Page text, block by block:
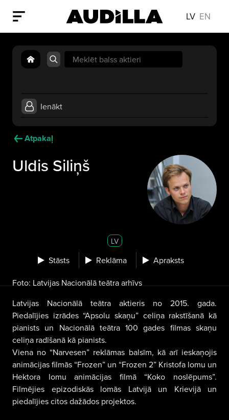
LV EN
Search
for:
Ienākt
Atpakaļ
Uldis Siliņš
LV
Stāsts Reklāma Apraksts
Foto: Latvijas Nacionālā teātra arhīvs
Latvijas Nacionālā teātra aktieris no 2015. gada.
Piedalījies izrādes “Apsolu skaņu” celiņa rakstīšanā kā
pianists un Nacionālā teātra 100 gades filmas skaņu
celiņa radīšanā kā pianists.
Viena no “Narvesen” reklāmas balsīm, kā arī ieskaņojis
animācijas filmās “Frozen” un “Frozen 2” Kristofa lomu un
Hektora lomu animācijas filmā “Koko noslēpums”.
Filmējies epizodiskās lomās Latvijā un Krievijā un
piedalījies citos dažādos projektos.